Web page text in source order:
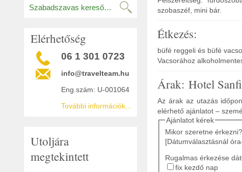
Elérhetőség
06 1 301 0723
info@travelteam.hu
Eng.szám: U-001064
További információk...
Utoljára
megtekintett
szobaszéf, mini bár.
Étkezés:
büfé reggeli és büfé
Vacsorához
Árak: Hotel
Az árak az utazás
elérhető ajánlatot –
Ajánlatot kérek
Mikor szeretne érkezni?
[Dátumválasztásnál
Rugalmas érkezése
fix kezdő nap